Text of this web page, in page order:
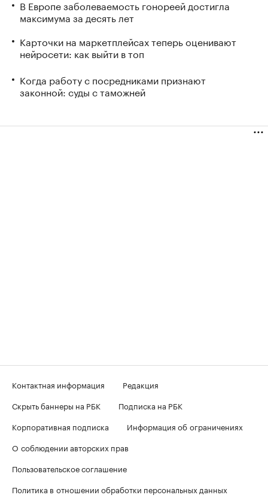
В Европе заболеваемость гонореей достигла
максимума за десять лет
Карточки на маркетплейсах теперь оценивают
нейросети: как выйти в топ
Когда работу с посредниками признают
законной: суды с таможней
Контактная информация
Редакция
Скрыть баннеры на РБК
Подписка на РБК
Корпоративная подписка
Информация об ограничениях
О соблюдении авторских прав
Пользовательское соглашение
Политика в отношении обработки персональных данных